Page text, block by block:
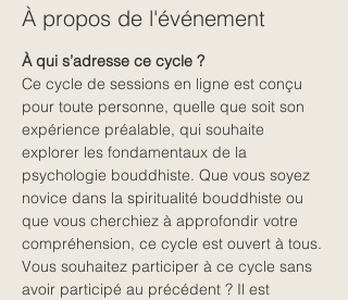
À propos de l'événement
À qui s’adresse ce cycle ?
Ce cycle de sessions en ligne est conçu
pour toute personne, quelle que soit son
expérience préalable, qui souhaite
explorer les fondamentaux de la
psychologie bouddhiste. Que vous soyez
novice dans la spiritualité bouddhiste ou
que vous cherchiez à approfondir votre
compréhension, ce cycle est ouvert à tous.
Vous souhaitez participer à ce cycle sans
avoir participé au précédent ? Il est